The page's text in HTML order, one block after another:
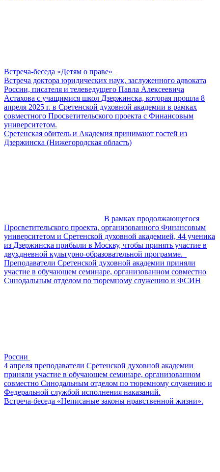
Встреча-беседа «Детям о праве»
Встреча доктора юридических наук, заслуженного адвоката
России, писателя и телеведущего Павла Алексеевича
Астахова с учащимися школ Дзержинска, которая прошла 8
апреля 2025 г. в Сретенской духовной академии в рамках
совместного Просветительского проекта с Финансовым
университетом.
Сретенская обитель и Академия принимают гостей из
Дзержинска (Нижегородская область)
В рамках продолжающегося
Просветительского проекта, организованного Финансовым
университетом и Сретенской духовной академией, 44 ученика
из Дзержинска прибыли в Москву, чтобы принять участие в
двухдневной культурно-образовательной программе.
Преподаватели Сретенской духовной академии приняли
участие в обучающем семинаре, организованном совместно
Синодальным отделом по тюремному служению и ФСИН
России
4 апреля преподаватели Сретенской духовной академии
приняли участие в обучающем семинаре, организованном
совместно Синодальным отделом по тюремному служению и
Федеральной службой исполнения наказаний.
Встреча-беседа «Неписаные законы нравственной жизни».